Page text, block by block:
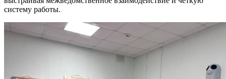
систему работы.